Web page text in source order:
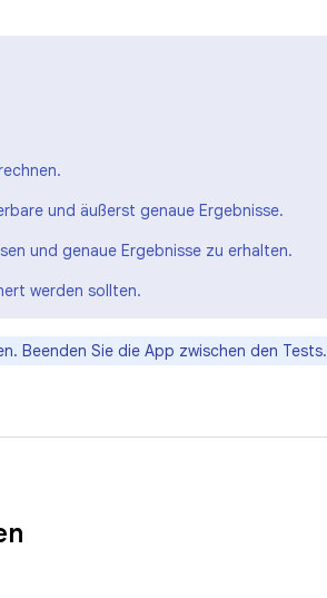
und äußerst genaue Ergebnisse.
und genaue Ergebnisse zu erhalten.
werden sollten.
Beenden Sie die App zwischen den Tests.